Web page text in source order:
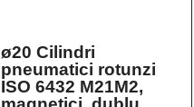
ø20 Cilindri
pneumatici rotunzi
ISO 6432 M21M2,